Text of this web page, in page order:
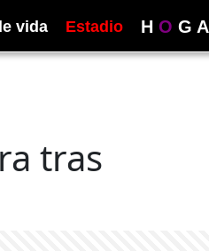
vida Estadio H O G A
tras